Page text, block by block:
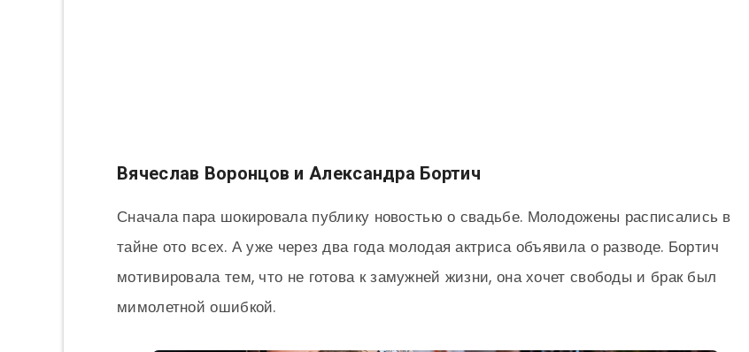
Вячеслав Воронцов и Александра Бортич
Сначала пара шокировала публику новостью о свадьбе. Молодожены расписались в
тайне ото всех. А уже через два года молодая актриса объявила о разводе. Бортич
мотивировала тем, что не готова к замужней жизни, она хочет свободы и брак был
мимолетной ошибкой.